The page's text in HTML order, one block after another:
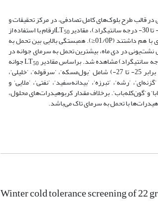
محلول و محتوای آب جوانه و شاخه یکساله 22 رقم تاک، آزمایشی در قالب طرح بلوک‌های کامل تصادفی، در مرکز تحقیقات و
50 ارقام با استفاده از
روش نشت یونی و قهوه‌ای شدن سنجیده شد. ارقام از نظر تحمل به سرما در هر دو مرحله نمونه‌برداری اختلاف معنی‌داری با هم داشتند (01/0P≤). همبستگی بالایی بین تحمل به
در دی ماه، بیشترین تحمل به سرمای جوانه در
50 جوانه‌
برابر 25- تا 27-) شامل ’بول‌مسکه‘، ’سرقوله‘، ’خلیلی‘،
’گزنه‌ای‘، ’رشه‘، ’تبرزه‘، ’بیدانه‌سفید‘، ’نفتی‘، ’ملایی‘ و
و ’گون‌کله‌باب‘. برخلاف مقدار کربوهیدرات‌های محلول،
با تحمل به سرمای تاک می‌باشد.
Winter cold tolerance screening of 22